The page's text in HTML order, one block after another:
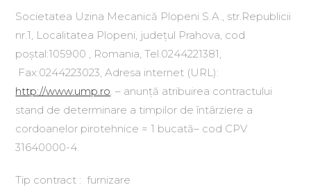
Societatea Uzina Mecanică Plopeni S.A., str.Republicii
nr.1, Localitatea Plopeni, județul Prahova, cod
poștal:105900 , Romania, Tel.0244221381,
Fax:0244223023, Adresa internet (URL):
http://www.ump.ro. – anunță atribuirea contractului
stand de determinare a timpilor de întârziere a
cordoanelor pirotehnice = 1 bucată– cod CPV
31640000-4.
Tip contract : furnizare